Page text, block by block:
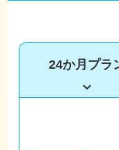
24か月プラ